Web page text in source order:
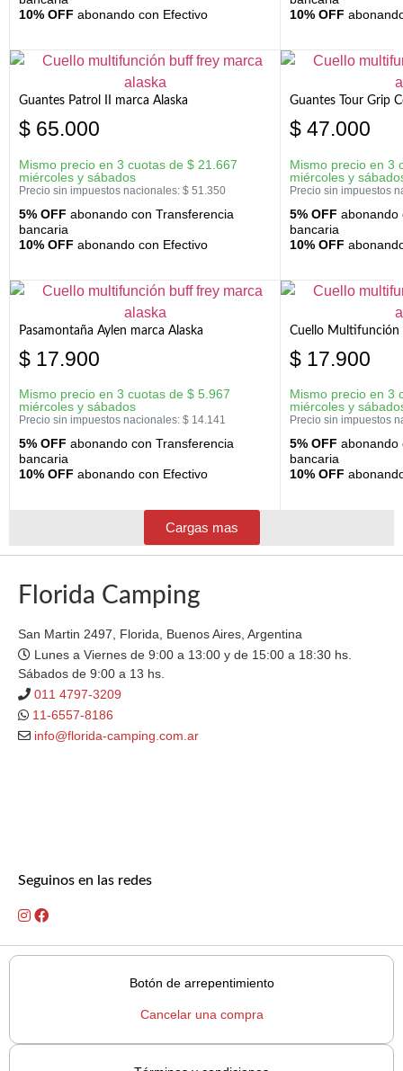
10% OFF abonando con Efectivo
10% OFF
Guantes Patrol II marca Alaska
$ 65.000
Mismo precio en 3 cuotas de $ 21.667
miércoles y sábados
Precio sin impuestos nacionales: $ 51.350
5% OFF abonando con Transferencia
bancaria
10% OFF abonando con Efectivo
Guantes Tour Grip
$ 47.000
Mismo precio en 3
miércoles y
Precio sin impuestos
5% OFF abonando
bancaria
10% OFF
Pasamontaña Aylen marca Alaska
$ 17.900
Mismo precio en 3 cuotas de $ 5.967
miércoles y sábados
Precio sin impuestos nacionales: $ 14.141
5% OFF abonando con Transferencia
bancaria
10% OFF abonando con Efectivo
Cuello Multifunción
$ 17.900
Mismo precio en 3
miércoles y
Precio sin impuestos
5% OFF abonando
bancaria
10% OFF
Cargas mas
Florida Camping
San Martin 2497, Florida, Buenos Aires, Argentina
Lunes a Viernes de 9:00 a 13:00 y de 15:00 a 18:30 hs.
Sábados de 9:00 a 13 hs.
011 4797-3209
11-6557-8186
info@florida-camping.com.ar
Seguinos en las redes
Botón de arrepentimiento
Cancelar una compra